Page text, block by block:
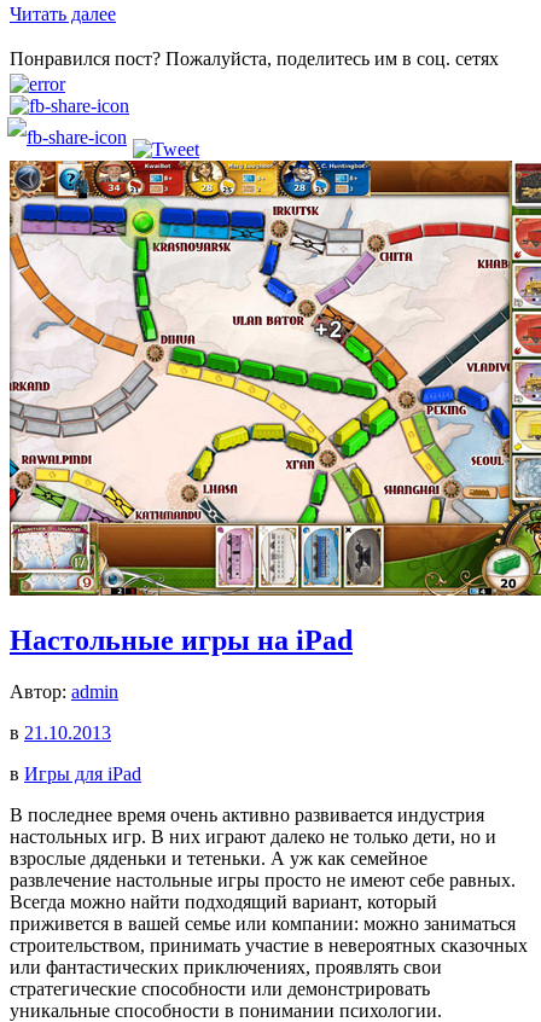
Читать далее
Понравился пост? Пожалуйста, поделитесь им в соц. сетях
Настольные игры на iPad
Автор: admin
в 21.10.2013
в Игры для iPad
В последнее время очень активно развивается индустрия
настольных игр. В них играют далеко не только дети, но и
взрослые дяденьки и тетеньки. А уж как семейное
развлечение настольные игры просто не имеют себе равных.
Всегда можно найти подходящий вариант, который
приживется в вашей семье или компании: можно заниматься
строительством, принимать участие в невероятных сказочных
или фантастических приключениях, проявлять свои
стратегические способности или демонстрировать
уникальные способности в понимании психологии.